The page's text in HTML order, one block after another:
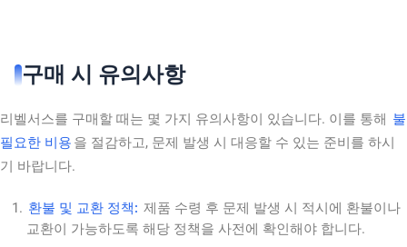
구매 시 유의사항
리벨서스를 구매할 때는 몇 가지 유의사항이 있습니다. 이를 통해 불
필요한 비용 을 절감하고, 문제 발생 시 대응할 수 있는 준비를 하시
기 바랍니다.
환불 및 교환 정책: 제품 수령 후 문제 발생 시 적시에 환불이나
교환이 가능하도록 해당 정책을 사전에 확인해야 합니다.